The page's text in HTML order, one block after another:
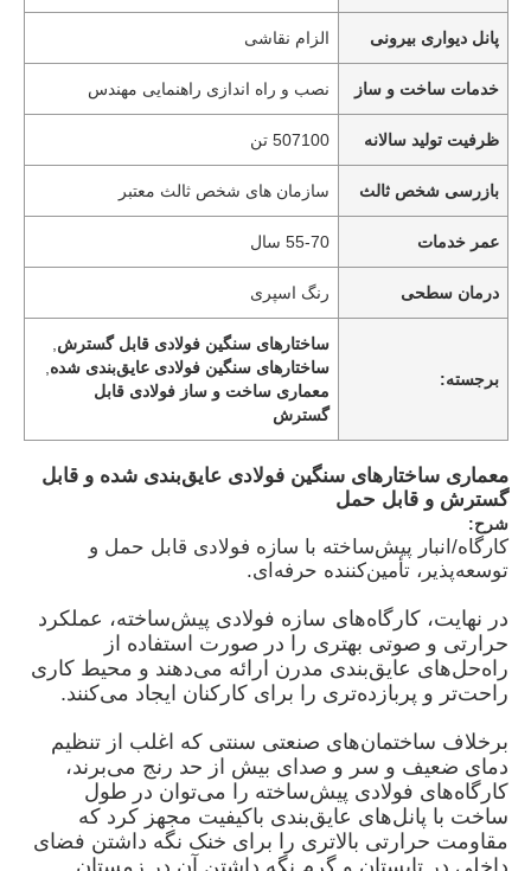
محصولات
فیلم های
پانل دیواری بیرونی الزام نقاشی
خدمات ساخت و ساز نصب و راه اندازی راهنمایی مهندس
ظرفیت تولید سالانه 507100 تن
بازرسی شخص ثالث سازمان های شخص ثالث معتبر
عمر خدمات 55-70 سال
درمان سطحی رنگ اسپری
برجسته:
ساختارهای سنگین فولادی قابل گسترش
ساختارهای سنگین فولادی عایق‌بندی شده
معماری ساخت و ساز فولادی قابل
گسترش
معماری ساختارهای سنگین فولادی عایق‌بندی شده و قابل
گسترش و قابل حمل
شرح:
کارگاه/انبار پیش‌ساخته با سازه فولادی قابل حمل و
توسعه‌پذیر، تأمین‌کننده حرفه‌ای.
در نهایت، کارگاه‌های سازه فولادی پیش‌ساخته، عملکرد
حرارتی و صوتی بهتری را در صورت استفاده از
راه‌حل‌های عایق‌بندی مدرن ارائه می‌دهند و محیط کاری
راحت‌تر و پربازده‌تری را برای کارکنان ایجاد می‌کنند.
برخلاف ساختمان‌های صنعتی سنتی که اغلب از تنظیم
دمای ضعیف و سر و صدای بیش از حد رنج می‌برند،
کارگاه‌های فولادی پیش‌ساخته را می‌توان در طول
ساخت با پانل‌های عایق‌بندی باکیفیت مجهز کرد که
مقاومت حرارتی بالاتری را برای خنک نگه داشتن فضای
داخلی در تابستان و گرم نگه داشتن آن در زمستان